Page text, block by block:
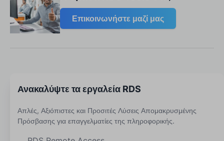
Επικοινωνήστε μαζί μας
Ανακαλύψτε τα εργαλεία RDS
Απλές, Αξιόπιστες και Προσιτές Λύσεις Απομακρυσμένης
Πρόσβασης για επαγγελματίες της πληροφορικής.